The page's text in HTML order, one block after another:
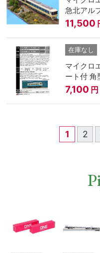
急北アル
11,500
在庫なし
マイクロ
ート付 角
7,100 円
1 2